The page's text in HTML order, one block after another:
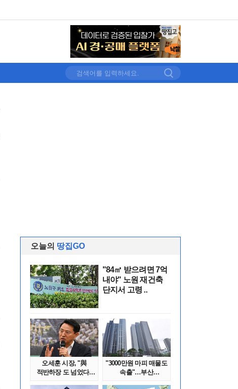
오늘의 땅집GO
"84㎡ 받으려면 7억
내야" 노원 재건축
단지서 고령 ..
오세훈 시장, "與
적반하장 도 넘었다"
"3000만원 마피 매물도
속출"…부산